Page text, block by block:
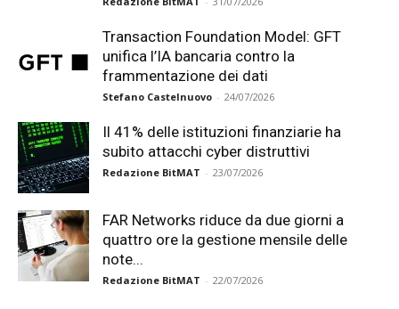
Transaction Foundation Model: GFT
unifica l’IA bancaria contro la
frammentazione dei dati
Stefano Castelnuovo - 24/07/2026
Il 41% delle istituzioni finanziarie ha
subito attacchi cyber distruttivi
Redazione BitMAT - 23/07/2026
FAR Networks riduce da due giorni a
quattro ore la gestione mensile delle
note...
Redazione BitMAT - 22/07/2026